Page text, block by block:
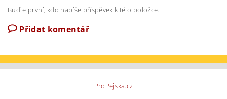
Buďte první, kdo napíše příspěvek k této položce.
Přidat komentář
ProPejska.cz